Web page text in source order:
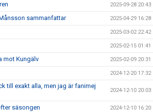
2025-09-28 20:43
sammanfattar 2025-04-29 16:28
2025-03-02 22:42
2025-02-15 01:41
mot Kungälv 2025-02-09 20:31
2024-12-20 17:32
till exakt alla, men jag är fanimej
2024-12-10 20:03
säsongen 2024-12-10 16:20